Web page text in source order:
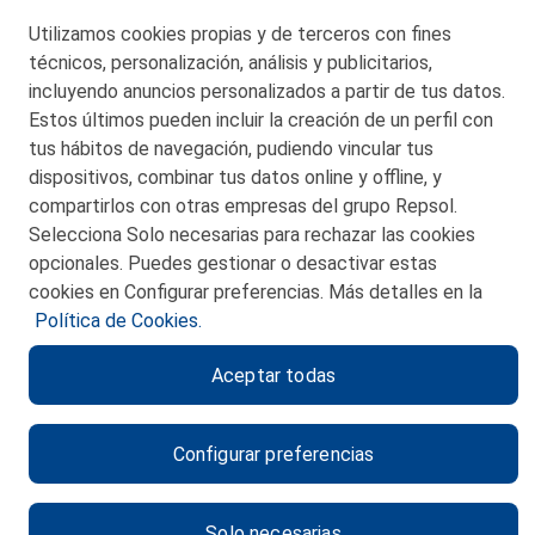
© 2026 Petronor S.A.
CONTACTO
MAPA WEB
POLITICA DE PRIVACIDAD
POLITICA DE COOKIES
CANAL DE ÉTICA
Utilizamos cookies propias y de terceros con fines
técnicos, personalización, análisis y publicitarios,
incluyendo anuncios personalizados a partir de tus datos.
Estos últimos pueden incluir la creación de un perfil con
tus hábitos de navegación, pudiendo vincular tus
dispositivos, combinar tus datos online y offline, y
compartirlos con otras empresas del grupo Repsol.
Selecciona Solo necesarias para rechazar las cookies
opcionales. Puedes gestionar o desactivar estas
cookies en Configurar preferencias. Más detalles en la
Política de Cookies.
Configurar preferencias
Aceptar todas